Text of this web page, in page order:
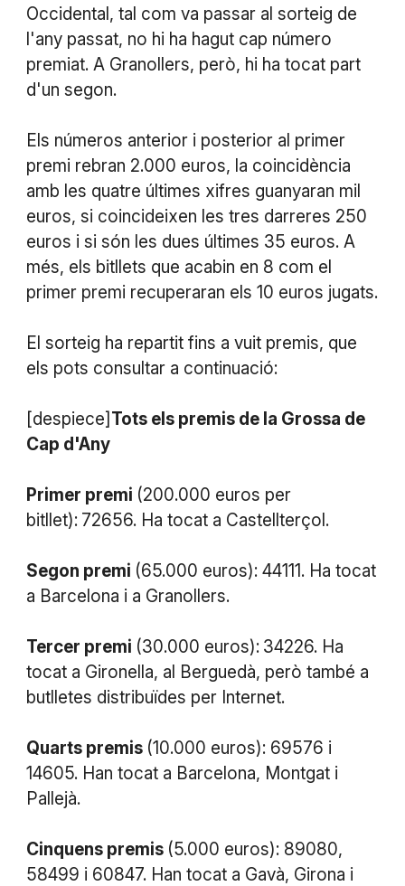
Occidental, tal com va passar al sorteig de
l'any passat, no hi ha hagut cap número
premiat. A Granollers, però, hi ha tocat part
d'un segon.
Els números anterior i posterior al primer
premi rebran 2.000 euros, la coincidència
amb les quatre últimes xifres guanyaran mil
euros, si coincideixen les tres darreres 250
euros i si són les dues últimes 35 euros. A
més, els bitllets que acabin en 8 com el
primer premi recuperaran els 10 euros jugats.
El sorteig ha repartit fins a vuit premis, que
els pots consultar a continuació:
[despiece] Tots els premis de la Grossa de
Cap d'Any
Primer premi (200.000 euros per
bitllet): 72656. Ha tocat a Castellterçol.
Segon premi (65.000 euros): 44111. Ha tocat
a Barcelona i a Granollers.
Tercer premi (30.000 euros): 34226. Ha
tocat a Gironella, al Berguedà, però també a
butlletes distribuïdes per Internet.
Quarts premis (10.000 euros): 69576 i
14605. Han tocat a Barcelona, Montgat i
Pallejà.
Cinquens premis (5.000 euros): 89080,
58499 i 60847. Han tocat a Gavà, Girona i